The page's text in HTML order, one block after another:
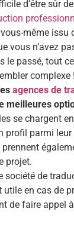
d’être sûr
même issu
vous n’avez
le passé, tout
complexe
les agences de
meilleures
se chargent
profil parmi
projet.
société de
utile en cas de
de faire appel